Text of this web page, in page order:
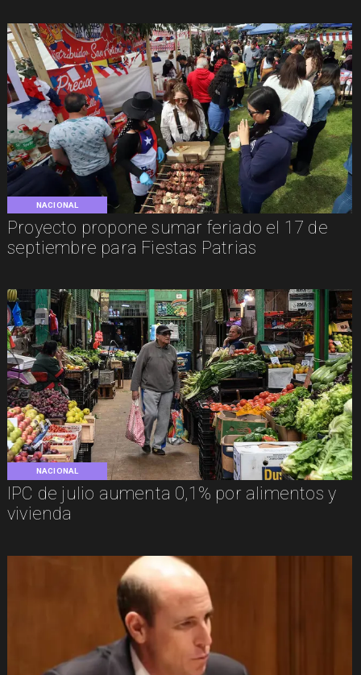
NACIONAL
Proyecto propone sumar feriado el 17 de
septiembre para Fiestas Patrias
NACIONAL
IPC de julio aumenta 0,1% por alimentos y
vivienda